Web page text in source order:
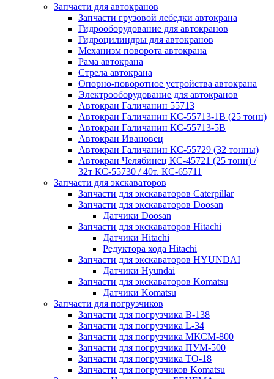
Запчасти для автокранов
Запчасти грузовой лебедки автокрана
Гидрооборудование для автокранов
Гидроцилиндры для автокранов
Механизм поворота автокрана
Рама автокрана
Стрела автокрана
Опорно-поворотное устройства автокрана
Электрооборудование для автокранов
Автокран Галичанин 55713
Автокран Галичанин КС-55713-1В (25 тонн)
Автокран Галичанин КС-55713-5В
Автокран Ивановец
Автокран Галичанин КС-55729 (32 тонны)
Автокран Челябинец КС-45721 (25 тонн) /
32т КС-55730 / 40т. КС-65711
Запчасти для экскаваторов
Запчасти для экскаваторов Caterpillar
Запчасти для экскаваторов Doosan
Датчики Doosan
Запчасти для экскаваторов Hitachi
Датчики Hitachi
Редуктора хода Hitachi
Запчасти для экскаваторов HYUNDAI
Датчики Hyundai
Запчасти для экскаваторов Komatsu
Датчики Komatsu
Запчасти для погрузчиков
Запчасти для погрузчика B-138
Запчасти для погрузчика L-34
Запчасти для погрузчика МКСМ-800
Запчасти для погрузчика ПУМ-500
Запчасти для погрузчика ТО-18
Запчасти для погрузчиков Komatsu